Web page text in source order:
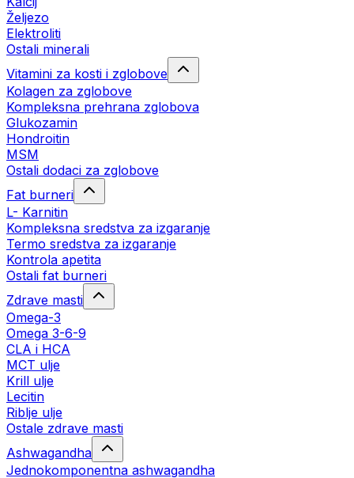
Željezo
Elektroliti
Ostali minerali
Vitamini za kosti i zglobove
Kolagen za zglobove
Kompleksna prehrana zglobova
Glukozamin
Hondroitin
MSM
Ostali dodaci za zglobove
Fat burneri
L- Karnitin
Kompleksna sredstva za izgaranje
Termo sredstva za izgaranje
Kontrola apetita
Ostali fat burneri
Zdrave masti
Omega-3
Omega 3-6-9
CLA i HCA
MCT ulje
Krill ulje
Lecitin
Riblje ulje
Ostale zdrave masti
Ashwagandha
Jednokomponentna ashwagandha